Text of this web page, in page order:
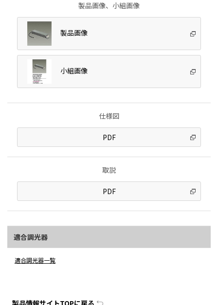
製品画像、小組画像
製品画像
小組画像
仕様図
PDF
取説
PDF
適合調光器
適合調光器一覧